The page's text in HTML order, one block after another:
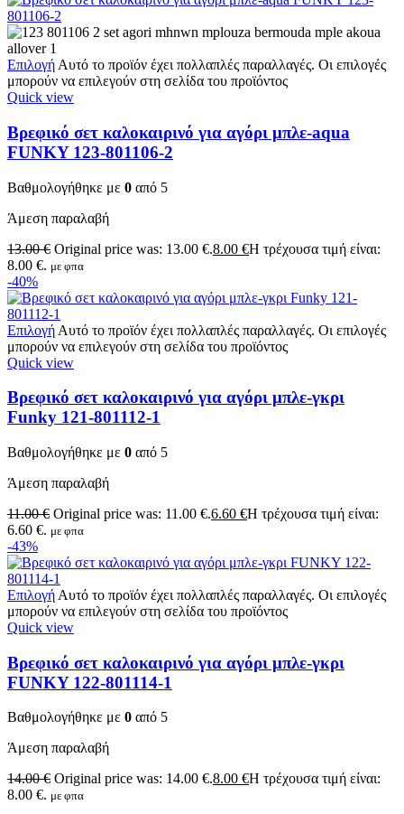
Επιλογή Αυτό το προϊόν έχει πολλαπλές παραλλαγές. Οι επιλογές
μπορούν να επιλεγούν στη σελίδα του προϊόντος
Quick view
Βρεφικό σετ καλοκαιρινό για αγόρι μπλε-aqua
FUNKY 123-801106-2
Βαθμολογήθηκε με 0 από 5
Άμεση παραλαβή
13.00€ Original price was: 13.00 €.8.00 €Η τρέχουσα τιμή είναι:
8.00 €. με φπα
-40%
Επιλογή Αυτό το προϊόν έχει πολλαπλές παραλλαγές. Οι επιλογές
μπορούν να επιλεγούν στη σελίδα του προϊόντος
Quick view
Βρεφικό σετ καλοκαιρινό για αγόρι μπλε-γκρι
Funky 121-801112-1
Βαθμολογήθηκε με 0 από 5
Άμεση παραλαβή
11.00€ Original price was: 11.00 €.6.60 €Η τρέχουσα τιμή είναι:
6.60 €. με φπα
-43%
Επιλογή Αυτό το προϊόν έχει πολλαπλές παραλλαγές. Οι επιλογές
μπορούν να επιλεγούν στη σελίδα του προϊόντος
Quick view
Βρεφικό σετ καλοκαιρινό για αγόρι μπλε-γκρι
FUNKY 122-801114-1
Βαθμολογήθηκε με 0 από 5
Άμεση παραλαβή
14.00€ Original price was: 14.00 €.8.00 €Η τρέχουσα τιμή είναι:
8.00 €. με φπα